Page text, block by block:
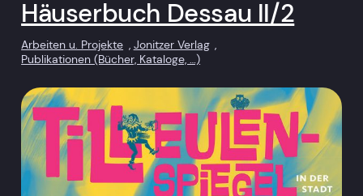
Häuserbuch Dessau II/2
Arbeiten u. Projekte , Jonitzer Verlag ,
Publikationen (Bücher, Kataloge, …)